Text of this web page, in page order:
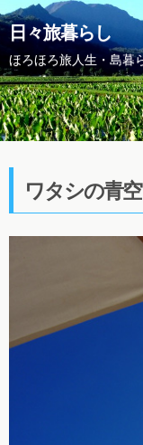
日々旅暮らし
ほろほろ旅人生・島暮
ワタシの青空